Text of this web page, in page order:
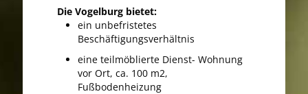
Die Vogelburg bietet:
ein unbefristetes
Beschäftigungsverhältnis
eine teilmöblierte Dienst- Wohnung
vor Ort, ca. 100 m2,
Fußbodenheizung